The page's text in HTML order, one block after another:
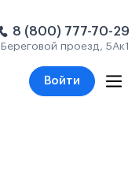
8 (800) 777-70-29
проезд, 5Ак1
Войти